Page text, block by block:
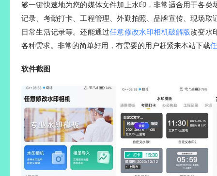
够一键快速地为您的媒体文件加上水印，非常适合用于各类
记录、考勤打卡、工程管理、外勤拍照、品牌宣传、现场取
日常生活记录等。还能通过任意修改水印相机破解版改变水
各种需求。非常的简单好用，有需要的用户赶紧来本站下载
软件截图